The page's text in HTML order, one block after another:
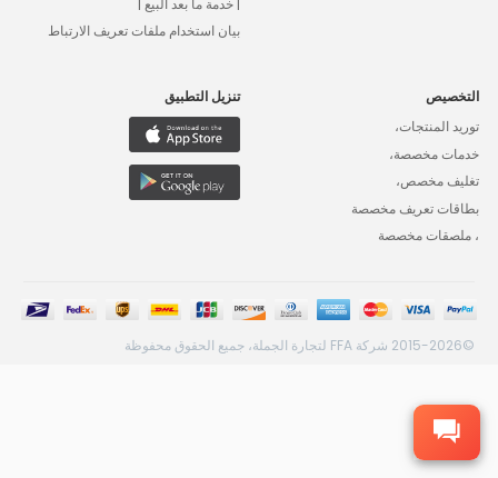
بيان استخدام ملفات تعريف الارتباط
التخصيص
توريد المنتجات،
خدمات مخصصة،
تغليف مخصص،
بطاقات تعريف مخصصة
، ملصقات مخصصة
تنزيل التطبيق
©2015-2026 شركة FFA لتجارة الجملة، جميع الحقوق محفوظة